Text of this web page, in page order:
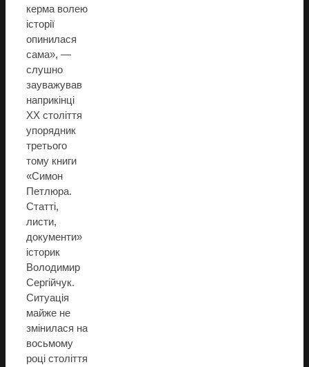
керма волею
історії
опинилася
сама», —
слушно
зауважував
наприкінці
XX століття
упорядник
третього
тому книги
«Симон
Петлюра.
Статті,
листи,
документи»
історик
Володимир
Сергійчук.
Ситуація
майже не
змінилася на
восьмому
році століття